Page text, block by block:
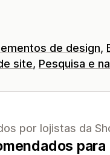
de design
site Pesquisa e
por lojistas da